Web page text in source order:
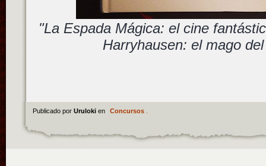
"La Espada Mágica: el cine
Harryhausen: el mago
Publicado por Uruloki en Concursos.